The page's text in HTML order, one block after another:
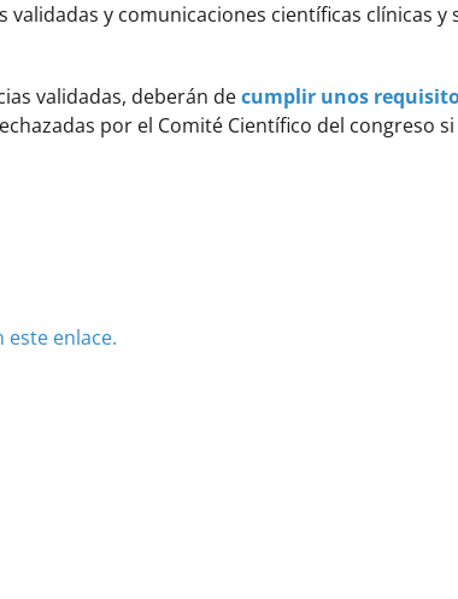
y comunicaciones científicas clínicas y
validadas, deberán decumplir unos
por el Comité Científico del congreso
enlace.